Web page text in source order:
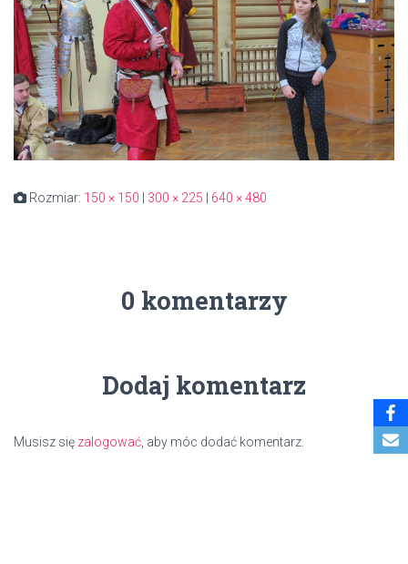
Rozmiar: 150 × 150 | 300 × 225 | 640 × 480
0 komentarzy
Dodaj komentarz
Musisz się zalogować , aby móc dodać komentarz.